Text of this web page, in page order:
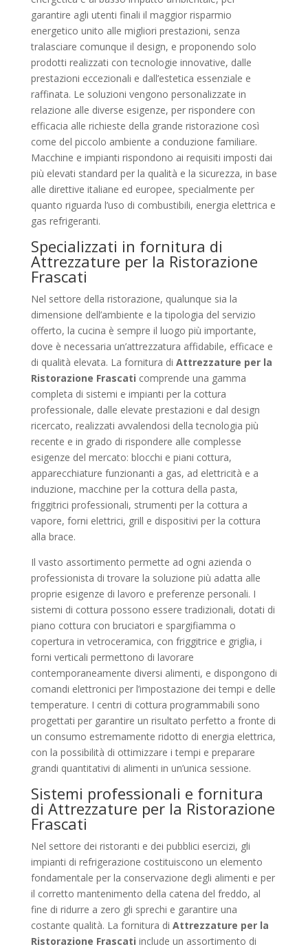
garantire agli utenti finali il maggior risparmio
energetico unito alle migliori prestazioni, senza
tralasciare comunque il design, e proponendo solo
prodotti realizzati con tecnologie innovative, dalle
prestazioni eccezionali e dall’estetica essenziale e
raffinata. Le soluzioni vengono personalizzate in
relazione alle diverse esigenze, per rispondere con
efficacia alle richieste della grande ristorazione così
come del piccolo ambiente a conduzione familiare.
Macchine e impianti rispondono ai requisiti imposti dai
più elevati standard per la qualità e la sicurezza, in base
alle direttive italiane ed europee, specialmente per
quanto riguarda l’uso di combustibili, energia elettrica e
gas refrigeranti.
Specializzati in fornitura di
Attrezzature per la Ristorazione
Frascati
Nel settore della ristorazione, qualunque sia la
dimensione dell’ambiente e la tipologia del servizio
offerto, la cucina è sempre il luogo più importante,
dove è necessaria un’attrezzatura affidabile, efficace e
di qualità elevata. La fornitura di Attrezzature per la
Ristorazione Frascati comprende una gamma
completa di sistemi e impianti per la cottura
professionale, dalle elevate prestazioni e dal design
ricercato, realizzati avvalendosi della tecnologia più
recente e in grado di rispondere alle complesse
esigenze del mercato: blocchi e piani cottura,
apparecchiature funzionanti a gas, ad elettricità e a
induzione, macchine per la cottura della pasta,
friggitrici professionali, strumenti per la cottura a
vapore, forni elettrici, grill e dispositivi per la cottura
alla brace.
Il vasto assortimento permette ad ogni azienda o
professionista di trovare la soluzione più adatta alle
proprie esigenze di lavoro e preferenze personali. I
sistemi di cottura possono essere tradizionali, dotati di
piano cottura con bruciatori e spargifiamma o
copertura in vetroceramica, con friggitrice e griglia, i
forni verticali permettono di lavorare
contemporaneamente diversi alimenti, e dispongono di
comandi elettronici per l’impostazione dei tempi e delle
temperature. I centri di cottura programmabili sono
progettati per garantire un risultato perfetto a fronte di
un consumo estremamente ridotto di energia elettrica,
con la possibilità di ottimizzare i tempi e preparare
grandi quantitativi di alimenti in un’unica sessione.
Sistemi professionali e fornitura
di Attrezzature per la Ristorazione
Frascati
Nel settore dei ristoranti e dei pubblici esercizi, gli
impianti di refrigerazione costituiscono un elemento
fondamentale per la conservazione degli alimenti e per
il corretto mantenimento della catena del freddo, al
fine di ridurre a zero gli sprechi e garantire una
costante qualità. La fornitura di Attrezzature per la
Ristorazione Frascati include un assortimento di